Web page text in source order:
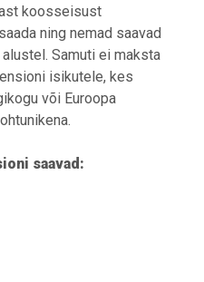
koosseisust
ning nemad saavad
Samuti ei maksta
isikutele, kes
või Euroopa
saavad: